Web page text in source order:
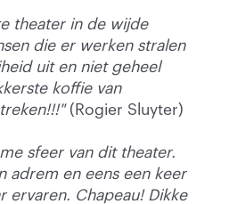
theater in de wijde
die er werken stralen
uit en niet geheel
koffie van
(Rogier Sluyter)
sfeer van dit theater.
adrem en eens een keer
ervaren. Chapeau! Dikke